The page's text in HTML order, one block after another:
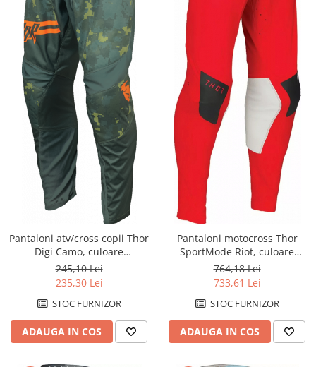
Pantaloni atv/cross copii Thor
Digi Camo, culoare
verde/camo, marime 26
245,10 Lei
235,30 Lei
STOC FURNIZOR
ADAUGA IN COS
Pantaloni motocross Thor
SportMode Riot, culoare
rosu/negru, marime 38
764,18 Lei
733,61 Lei
STOC FURNIZOR
ADAUGA IN COS